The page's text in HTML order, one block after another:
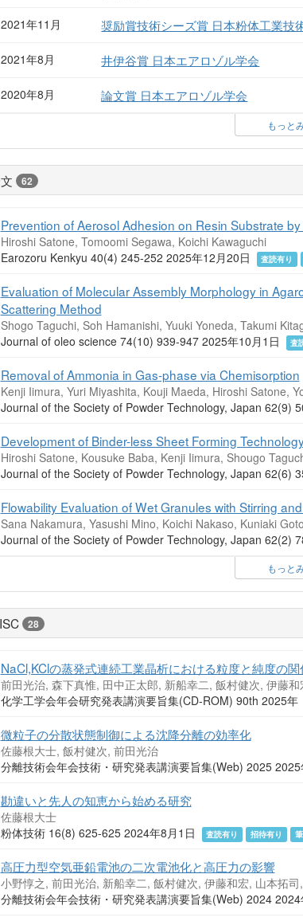
2021年11月 奨励賞技術シーズ賞 日本粉体工業技
2021年8月 井伊谷賞 日本エアロゾル学会
2020年8月 論文賞 日本エアロゾル学会
もっと
62
Prevention of Aerosol Adhesion on Resin Substrate
Hiroshi Satone, Tomoomi Segawa, Koichi Kawaguchi
Earozoru Kenkyu 40(4) 245-252 2025年12月20日
査読有り
Evaluation of Molecular Assembly Morphology in
Scattering Method
Shogo Taguchi, Soh Hamanishi, Yuuki Yoneda, Takumi
Journal of oleo science 74(10) 939-947 2025年10月1日
査
Removal of Ammonia in Gas-phase via Chemisorption
Kenji Iimura, Yuri Miyashita, Kouji Maeda, Hiroshi Satone,
Journal of the Society of Powder Technology, Japan 62(9)
Development of Binder-less Sheet Forming
Hiroshi Satone, Kousuke Baba, Kenji Iimura, Shougo
Journal of the Society of Powder Technology, Japan 62(6)
Flowability Evaluation of Wet Granules with Stirring
Sana Nakamura, Yasushi Mino, Koichi Nakaso, Kuniaki
Journal of the Society of Powder Technology, Japan 62(2)
もっと
28
NaCl,KClの蒸発式連続工業晶析における粒度と純度の関
前田光治, 森下真惟, 田中正太郎, 新船幸二, 飯村健次, 伊藤
化学工学会年会研究発表講演要旨集(CD-ROM) 90th 2025年
微粒子の分散状態制御による沈降分離の効率化
佐藤根大士, 飯村健次, 前田光治
分離技術会年会技術・研究発表講演要旨集(Web) 2025
勘違いと先人の知恵から始める研究
佐藤根大士
粉体技術 16(8) 625-625 2024年8月1日
査読有り 招待有り
高圧力型空気亜鉛電池の二次電池化と高圧力の影響
小野惇之, 前田光治, 新船幸二, 飯村健次, 伊藤和宏, 山本拓
分離技術会年会技術・研究発表講演要旨集(Web) 2024